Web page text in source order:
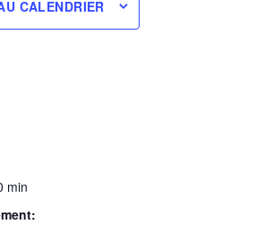
CALENDRIER
min